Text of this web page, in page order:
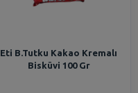
Eti B.Tutku Kakao Kremalı
Bisküvi 100 Gr